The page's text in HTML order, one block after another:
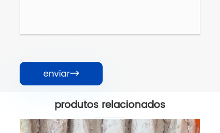
enviar
produtos relacionados